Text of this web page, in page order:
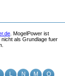
L N M
O
. MogelPower ist
als Grundlage fuer